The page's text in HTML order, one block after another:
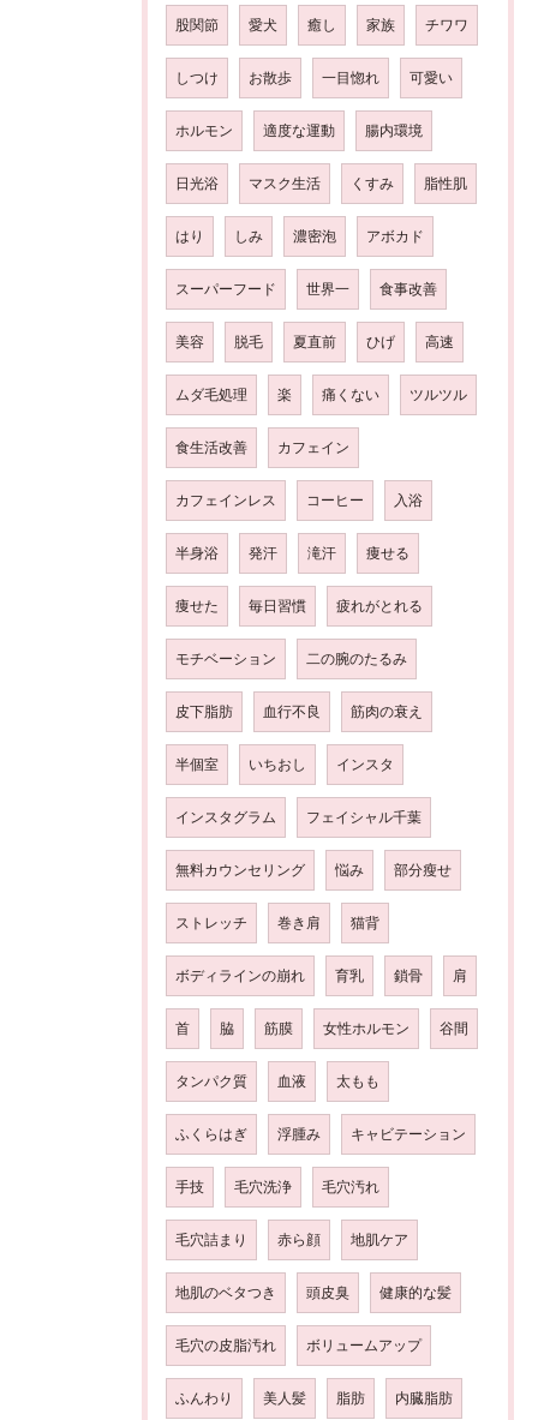
股関節 愛犬 癒し 家族 チワワ
しつけ お散歩 一目惚れ 可愛い
ホルモン 適度な運動 腸内環境
日光浴 マスク生活 くすみ 脂性肌
はり しみ 濃密泡 アボカド
スーパーフード 世界一 食事改善
美容 脱毛 夏直前 ひげ 高速
ムダ毛処理 楽 痛くない ツルツル
食生活改善 カフェイン
カフェインレス コーヒー 入浴
半身浴 発汗 滝汗 痩せる
痩せた 毎日習慣 疲れがとれる
モチベーション 二の腕のたるみ
皮下脂肪 血行不良 筋肉の衰え
半個室 いちおし インスタ
インスタグラム フェイシャル千葉
無料カウンセリング 悩み 部分瘦せ
ストレッチ 巻き肩 猫背
ボディラインの崩れ 育乳 鎖骨 肩
首 脇 筋膜 女性ホルモン 谷間
タンパク質 血液 太もも
ふくらはぎ 浮腫み キャビテーション
手技 毛穴洗浄 毛穴汚れ
毛穴詰まり 赤ら顔 地肌ケア
地肌のベタつき 頭皮臭 健康的な髪
毛穴の皮脂汚れ ボリュームアップ
ふんわり 美人髪 脂肪 内臓脂肪